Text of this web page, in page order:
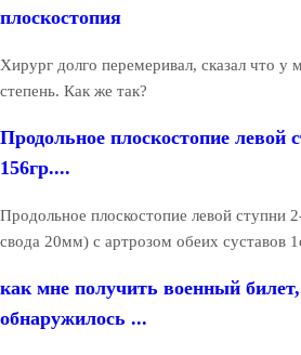
плоскостопия
Хирург долго перемеривал, сказал что у
степень. Как же так?
Продольное плоскостопие левой
156гр....
Продольное плоскостопие левой ступни
свода 20мм) с артрозом обеих суставов
как мне получить военный
обнаружилось ...